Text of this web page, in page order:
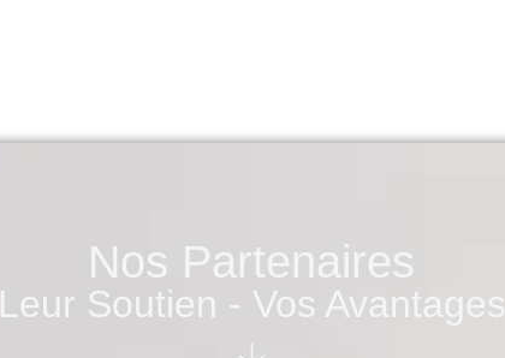
Nos Partenaires
Leur Soutien - Vos Avantages